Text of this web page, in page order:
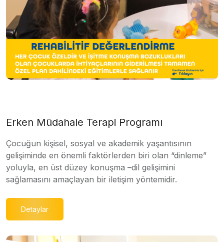
Erken Müdahale Terapi Programı
Çocuğun kişisel, sosyal ve akademik yaşantısının
gelişiminde en önemli faktörlerden biri olan “dinleme”
yoluyla, en üst düzey konuşma –dil gelişimini
sağlamasını amaçlayan bir iletişim yöntemidir.
Detaylar